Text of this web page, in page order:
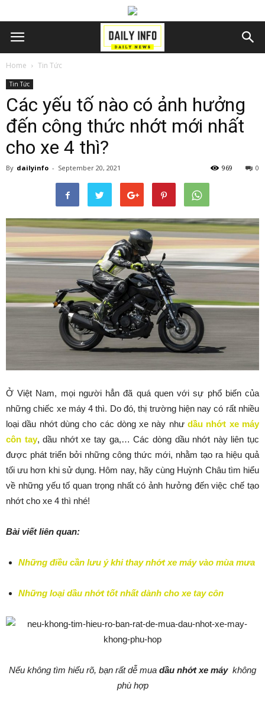
Home Tin Tức
Tin Tức
Các yếu tố nào có ảnh hưởng
đến công thức nhớt mới nhất
cho xe 4 thì?
By dailyinfo - September 20, 2021 0
969
Ở Việt Nam, mọi người hẳn đã quá quen với sự phổ biến của
những chiếc xe máy 4 thì. Do đó, thị trường hiện nay có rất nhiều
loại dầu nhớt dùng cho các dòng xe này nhưdầu nhớt xe máy
côn tay, dầu nhớt xe tay ga,… Các dòng dầu nhớt này liên tục
được phát triển bởi những công thức mới, nhằm tạo ra hiệu quả
tối ưu hơn khi sử dụng. Hôm nay, hãy cùng Huỳnh Châu tìm hiểu
về những yếu tố quan trọng nhất có ảnh hưởng đến việc chế tạo
nhớt cho xe 4 thì nhé!
Bài viết liên quan:
Những điều cần lưu ý khi thay nhớt xe máy vào mùa mưa
Những loại dầu nhớt tốt nhất dành cho xe tay côn
Nếu không tìm hiểu rõ, bạn rất dễ mua dầu nhớt xe máy không
phù hợp